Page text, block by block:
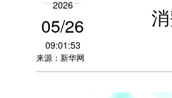
2026
05/26
09:01:53
来源：新华网